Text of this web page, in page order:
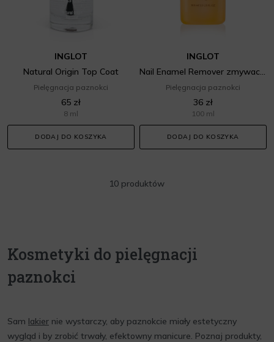
INGLOT
Natural Origin Top Coat
Pielęgnacja paznokci
65 zł
8 ml
DODAJ DO KOSZYKA
INGLOT
Nail Enamel Remover zmywacz do paznokci
Pielęgnacja paznokci
36 zł
100 ml
DODAJ DO KOSZYKA
10 produktów
Kosmetyki do pielęgnacji
paznokci
Sam lakier nie wystarczy, aby paznokcie miały estetyczny
wygląd i by zrobić trwały, efektowny manicure. Poznaj produkty,